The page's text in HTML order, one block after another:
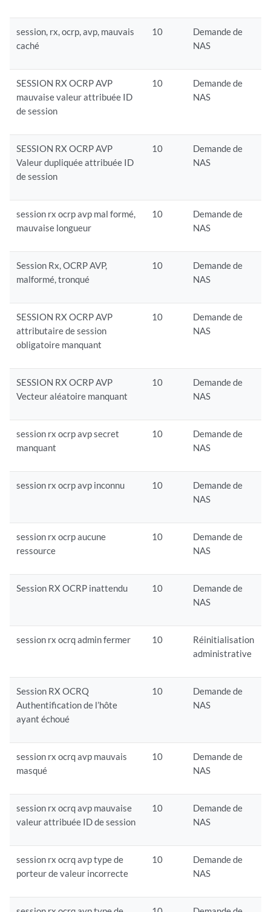
session, rx, ocrp, avp, mauvais
caché
10
Demande de
NAS
SESSION RX OCRP AVP
mauvaise valeur attribuée ID
de session
10
Demande de
NAS
SESSION RX OCRP AVP
Valeur dupliquée attribuée ID
de session
10
Demande de
NAS
session rx ocrp avp mal formé,
mauvaise longueur
10
Demande de
NAS
Session Rx, OCRP AVP,
malformé, tronqué
10
Demande de
NAS
SESSION RX OCRP AVP
attributaire de session
obligatoire manquant
10
Demande de
NAS
SESSION RX OCRP AVP
Vecteur aléatoire manquant
10
Demande de
NAS
session rx ocrp avp secret
manquant
10
Demande de
NAS
session rx ocrp avp inconnu 10
Demande de
NAS
session rx ocrp aucune
ressource
10
Demande de
NAS
Session RX OCRP inattendu 10
Demande de
NAS
session rx ocrq admin fermer 10
Réinitialisation
administrative
Session RX OCRQ
Authentification de l’hôte
ayant échoué
10
Demande de
NAS
session rx ocrq avp mauvais
masqué
10
Demande de
NAS
session rx ocrq avp mauvaise
valeur attribuée ID de session
10
Demande de
NAS
session rx ocrq avp type de
porteur de valeur incorrecte
10
Demande de
NAS